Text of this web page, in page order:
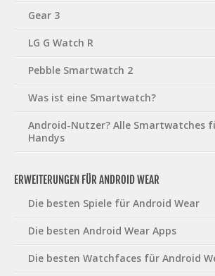
Gear 3
LG G Watch R
Pebble Smartwatch 2
Was ist eine Smartwatch?
Android-Nutzer? Alle Smartwatches
Handys
ERWEITERUNGEN FÜR ANDROID WEAR
Die besten Spiele für Android Wear
Die besten Android Wear Apps
Die besten Watchfaces für Android